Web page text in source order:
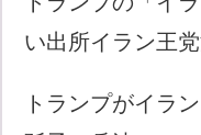
い出所イラン王
トランプがイラ